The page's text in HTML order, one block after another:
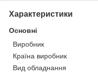
Характеристики
Основні
Виробник
Країна виробник
Вид обладнання